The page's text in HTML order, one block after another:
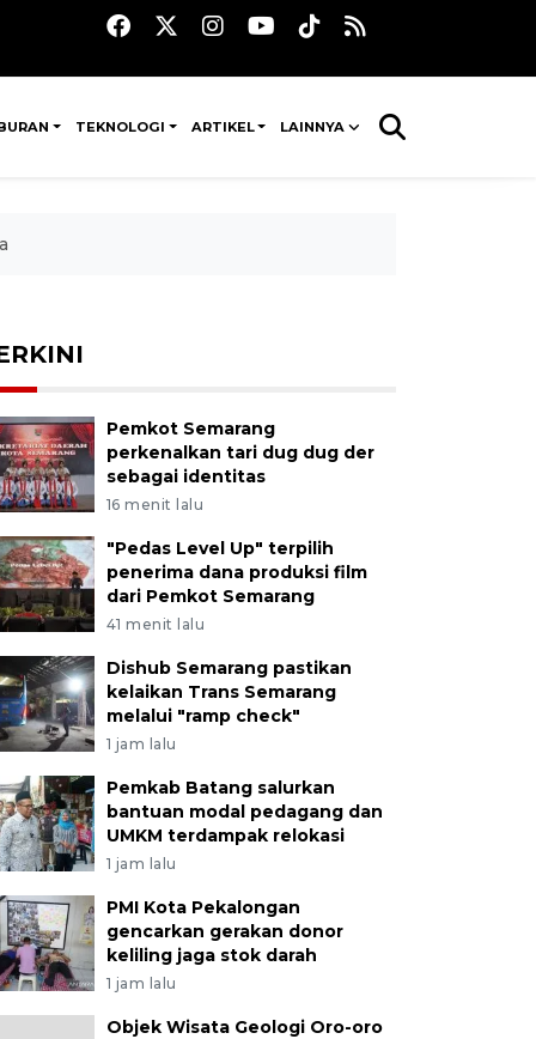
TEKNOLOGI ARTIKEL LAINNYA
Pemkot Semarang
perkenalkan tari dug dug der
sebagai identitas
16 menit lalu
"Pedas Level Up" terpilih
penerima dana produksi film
dari Pemkot Semarang
41 menit lalu
Dishub Semarang pastikan
kelaikan Trans Semarang
melalui "ramp check"
1 jam lalu
Pemkab Batang salurkan
bantuan modal pedagang dan
UMKM terdampak relokasi
1 jam lalu
PMI Kota Pekalongan
gencarkan gerakan donor
keliling jaga stok darah
1 jam lalu
Objek Wisata Geologi Oro-oro